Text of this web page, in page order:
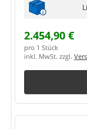
2.454,90 €
pro 1 Stück
inkl. MwSt. zzgl.